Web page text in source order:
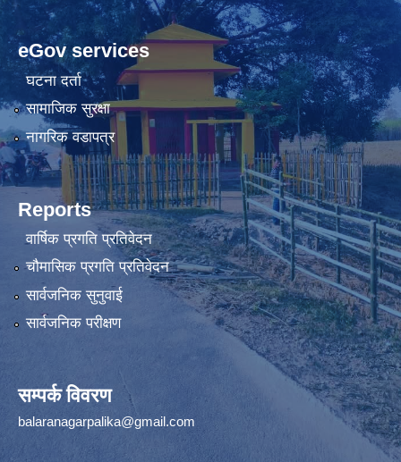
eGov services
घटना दर्ता
सामाजिक सुरक्षा
नागरिक वडापत्र
Reports
वार्षिक प्रगति प्रतिवेदन
चौमासिक प्रगति प्रतिवेदन
सार्वजनिक सुनुवाई
सार्वजनिक परीक्षण
सम्पर्क विवरण
balaranagarpalika@gmail.com